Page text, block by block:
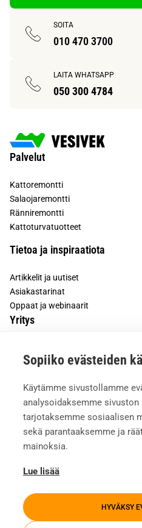
Sopiiko evästeiden
Käytämme sivustollamme
analysoidaksemme
tarjotaksemme sosiaalisen
sekä parantaaksemme ja
mainoksia.
Lue lisää
HYVÄKSY
SOITA
010 470 3700
LAITA WHATSAPP
050 300 4784
Palvelut
Kattoremontti
Salaojaremontti
Ränniremontti
Kattoturvatuotteet
Tietoa ja inspiraatiota
Artikkelit ja uutiset
Asiakastarinat
Oppaat ja webinaarit
Yritys
Asiakkaiden kokemuksia
Yhteystiedot
Mediapankki